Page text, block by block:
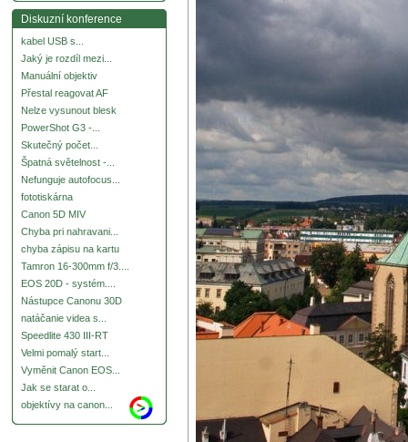
Diskuzní konference
kabel USB s...
Jaký je rozdíl mezi...
Manuální objektiv
Přestal reagovat AF
Nelze vysunout blesk
PowerShot G3 -...
Skutečný počet...
Špatná světelnost -...
Nefunguje autofocus...
fototiskárna
Canon 5D MIV
Chyba pri nahravani...
chyba zápisu na kartu
Tamron 16-300mm f/3....
EOS 20D - systém....
Nástupce Canonu 30D
natáčanie videa s...
Speedlite 430 III-RT
Velmi pomalý start...
Vyměnit Canon EOS...
Jak se starat o...
objektívy na canon...